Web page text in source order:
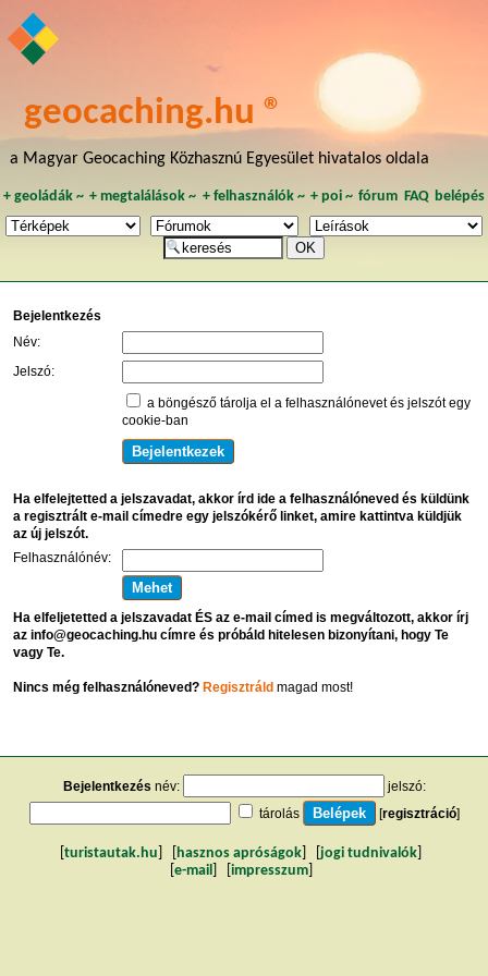
geocaching.hu ®
a Magyar Geocaching Közhasznú Egyesület hivatalos oldala
+ geoládák~ +megtalálások ~ + felhasználók~ + poi~ fórum FAQ belépés
Bejelentkezés
Név:
Jelszó:
a böngésző tárolja el a felhasználónevet és jelszót egy
cookie-ban
Ha elfelejtetted a jelszavadat, akkor írd ide a felhasználóneved és küldünk
a regisztrált e-mail címedre egy jelszókérő linket, amire kattintva küldjük
az új jelszót.
Felhasználónév:
Ha elfeljetetted a jelszavadat ÉS az e-mail címed is megváltozott, akkor írj
az info@geocaching.hu címre és próbáld hitelesen bizonyítani, hogy Te
vagy Te.
Nincs még felhasználóneved? Regisztráldmagad most!
Bejelentkezés név:
jelszó:
tárolás
[regisztráció]
turistautak.hu hasznos apróságok jogi tudnivalók
e-mail impresszum]